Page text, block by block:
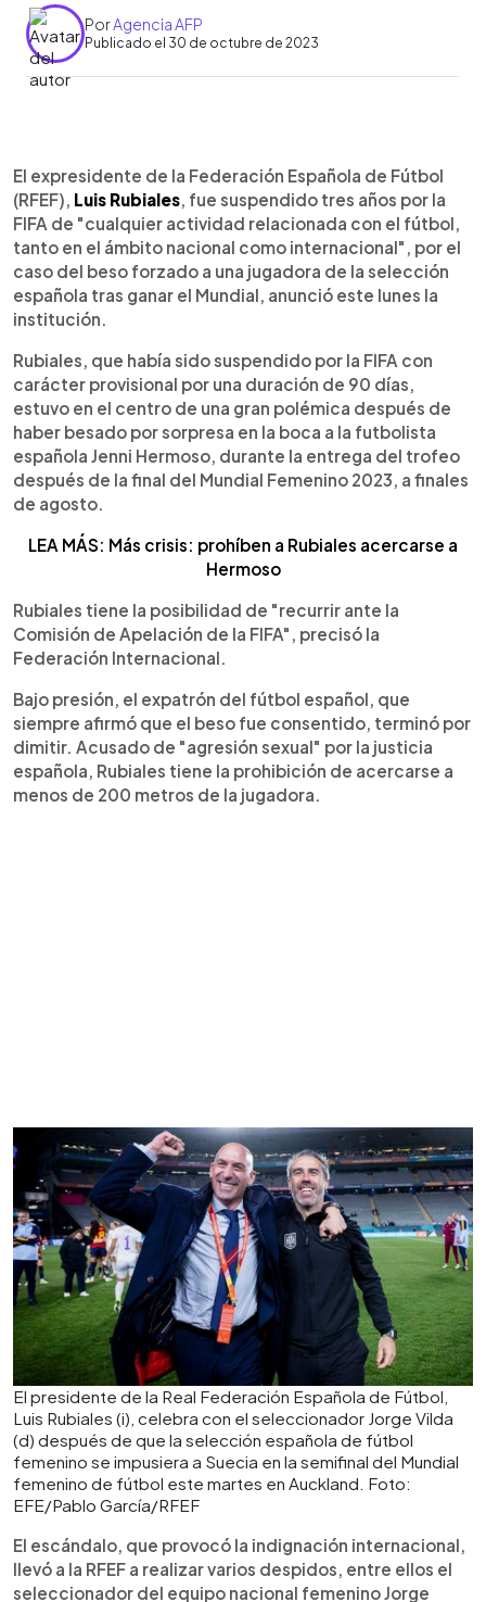
PorAgencia AFP
Publicado el 30 de octubre de 2023
Escuchar artículo
El expresidente de la Federación Española de Fútbol
(RFEF), Luis Rubiales , fue suspendido tres años por la
FIFA de "cualquier actividad relacionada con el fútbol,
tanto en el ámbito nacional como internacional", por el
caso del beso forzado a una jugadora de la selección
española tras ganar el Mundial, anunció este lunes la
institución.
Rubiales, que había sido suspendido por la FIFA con
carácter provisional por una duración de 90 días,
estuvo en el centro de una gran polémica después de
haber besado por sorpresa en la boca a la futbolista
española Jenni Hermoso, durante la entrega del trofeo
después de la final del Mundial Femenino 2023, a finales
de agosto.
LEA MÁS: Más crisis: prohíben a Rubiales acercarse a
Hermoso
Rubiales tiene la posibilidad de "recurrir ante la
Comisión de Apelación de la FIFA", precisó la
Federación Internacional.
Bajo presión, el expatrón del fútbol español, que
siempre afirmó que el beso fue consentido, terminó por
dimitir. Acusado de "agresión sexual" por la justicia
española, Rubiales tiene la prohibición de acercarse a
menos de 200 metros de la jugadora.
El presidente de la Real Federación Española de Fútbol,
Luis Rubiales (i), celebra con el seleccionador Jorge Vilda
(d) después de que la selección española de fútbol
femenino se impusiera a Suecia en la semifinal del Mundial
femenino de fútbol este martes en Auckland. Foto:
EFE/Pablo García/RFEF
El escándalo, que provocó la indignación internacional,
llevó a la RFEF a realizar varios despidos, entre ellos el
seleccionador del equipo nacional femenino Jorge